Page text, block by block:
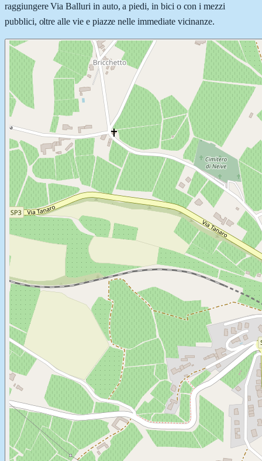
raggiungere Via Balluri in auto, a piedi, in bici o con i mezzi
pubblici, oltre alle vie e piazze nelle immediate vicinanze.